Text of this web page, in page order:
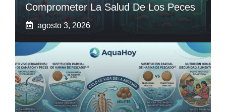
Comprometer La Salud De Los Peces
agosto 3, 2026